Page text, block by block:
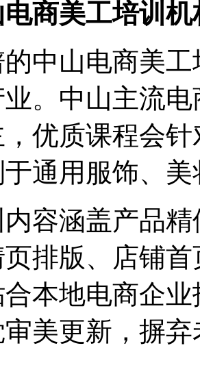
商美工培训
中山电商美
。中山主流
优质课程会
通用服饰、
容涵盖产品
排版、店铺
本地电商企
美更新，摒